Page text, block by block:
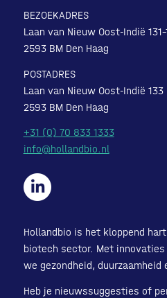
BEZOEKADRES
Laan van Nieuw Oost-Indië 131-
2593 BM Den Haag
POSTADRES
Laan van Nieuw Oost-Indië 133
2593 BM Den Haag
+31 (0) 70 833 1333
info@hollandbio.nl
Hollandbio is het kloppend
biotech sector. Met
we gezondheid, duurzaamheid
Heb je nieuwssuggesties of